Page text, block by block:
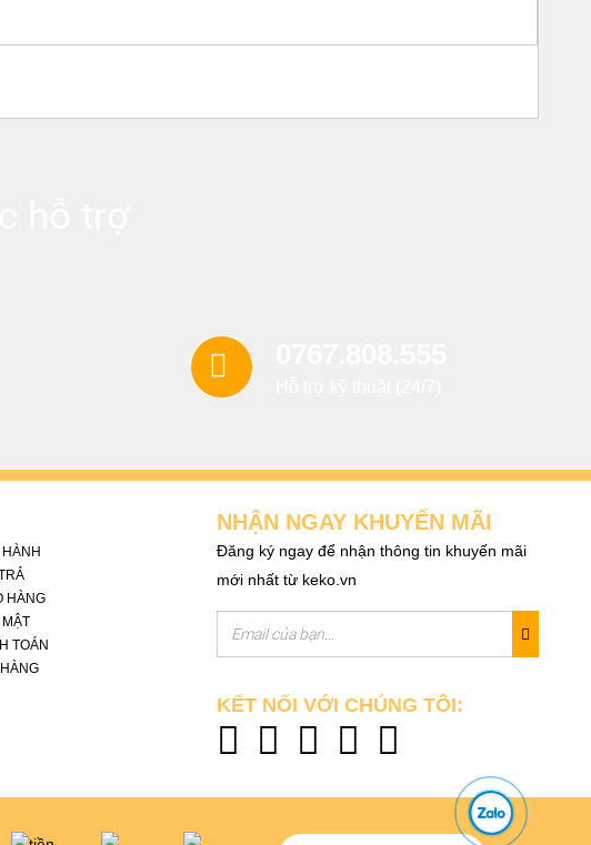
HÀNH
HÀNG
MẬT
TOÁN
NHẬN NGAY KHUYẾN MÃI
Đăng ký ngay để nhận thông tin khuyến mãi
mới nhất từ keko.vn
KẾT NỐI VỚI CHÚNG TÔI: